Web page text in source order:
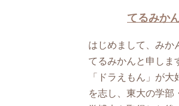
てるみか
はじめまして、みか
てるみかんと申しま
「ドラえもん」が大
を志し、東大の学部